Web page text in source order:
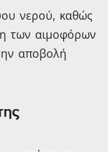
νερού, καθώς
των αιμοφόρων
αποβολή